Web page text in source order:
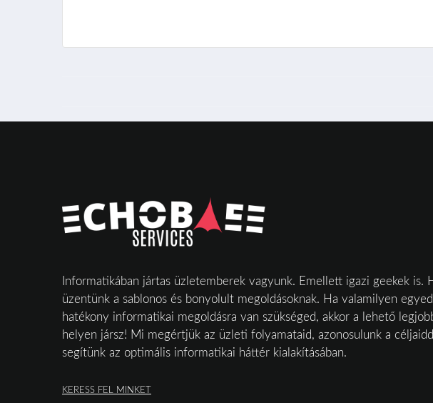
Informatikában jártas üzletemberek vagyunk. Emellett igazi geekek is.
üzentünk a sablonos és bonyolult megoldásoknak. Ha valamilyen
hatékony informatikai megoldásra van szükséged, akkor a lehető
helyen jársz! Mi megértjük az üzleti folyamataid, azonosulunk a
segítünk az optimális informatikai háttér kialakításában.
KERESS FEL MINKET